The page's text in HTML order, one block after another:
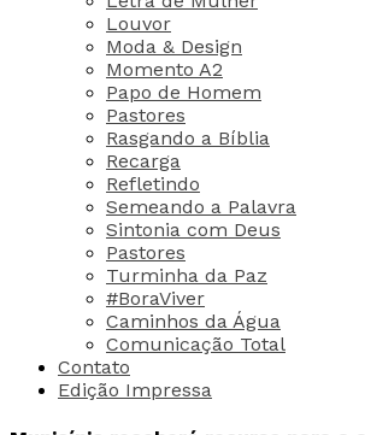
Louvor
Moda & Design
Momento A2
Papo de Homem
Pastores
Rasgando a Bíblia
Recarga
Refletindo
Semeando a Palavra
Sintonia com Deus
Pastores
Turminha da Paz
#BoraViver
Caminhos da Água
Comunicação Total
Contato
Edição Impressa